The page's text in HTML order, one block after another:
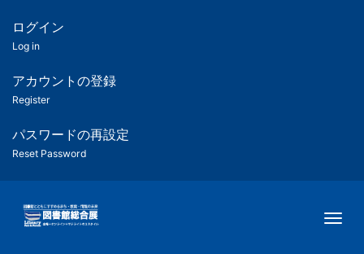
ツ
匿
名
ユ
ー
ー
用
ログイン
Log in
アカウントの登録
Register
パスワードの再設定
Reset Password